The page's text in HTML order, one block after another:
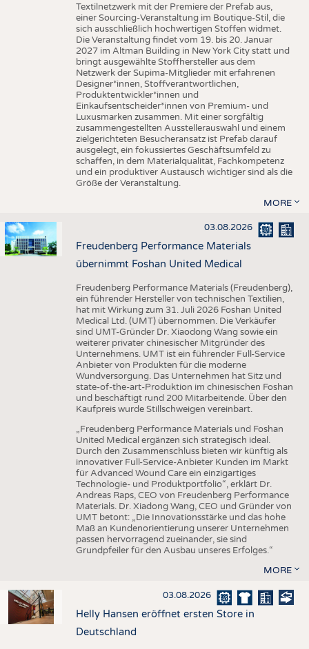
Textilnetzwerk mit der Premiere der Prefab aus,
einer Sourcing-Veranstaltung im Boutique-Stil, die
sich ausschließlich hochwertigen Stoffen widmet.
Die Veranstaltung findet vom 19. bis 20. Januar
2027 im Altman Building in New York City statt und
bringt ausgewählte Stoffhersteller aus dem
Netzwerk der Supima-Mitglieder mit erfahrenen
Designer*innen, Stoffverantwortlichen,
Produktentwickler*innen und
Einkaufsentscheider*innen von Premium- und
Luxusmarken zusammen. Mit einer sorgfältig
zusammengestellten Ausstellerauswahl und einem
zielgerichteten Besucheransatz ist Prefab darauf
ausgelegt, ein fokussiertes Geschäftsumfeld zu
schaffen, in dem Materialqualität, Fachkompetenz
und ein produktiver Austausch wichtiger sind als die
Größe der Veranstaltung.
MORE
03.08.2026
Freudenberg Performance Materials
übernimmt Foshan United Medical
Freudenberg Performance Materials (Freudenberg),
ein führender Hersteller von technischen Textilien,
hat mit Wirkung zum 31. Juli 2026 Foshan United
Medical Ltd. (UMT) übernommen. Die Verkäufer
sind UMT-Gründer Dr. Xiaodong Wang sowie ein
weiterer privater chinesischer Mitgründer des
Unternehmens. UMT ist ein führender Full-Service
Anbieter von Produkten für die moderne
Wundversorgung. Das Unternehmen hat Sitz und
state-of-the-art-Produktion im chinesischen Foshan
und beschäftigt rund 200 Mitarbeitende. Über den
Kaufpreis wurde Stillschweigen vereinbart.
„Freudenberg Performance Materials und Foshan
United Medical ergänzen sich strategisch ideal.
Durch den Zusammenschluss bieten wir künftig als
innovativer Full-Service-Anbieter Kunden im Markt
für Advanced Wound Care ein einzigartiges
Technologie- und Produktportfolio“, erklärt Dr.
Andreas Raps, CEO von Freudenberg Performance
Materials. Dr. Xiadong Wang, CEO und Gründer von
UMT betont: „Die Innovationsstärke und das hohe
Maß an Kundenorientierung unserer Unternehmen
passen hervorragend zueinander, sie sind
Grundpfeiler für den Ausbau unseres Erfolges.“
MORE
03.08.2026
Helly Hansen eröffnet ersten Store in
Deutschland